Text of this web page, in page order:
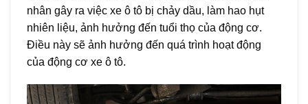
nhân gây ra việc xe ô tô bị chảy dầu, làm hao hụt
nhiên liệu, ảnh hưởng đến tuổi thọ của động cơ.
Điều này sẽ ảnh hưởng đến quá trình hoạt động
của động cơ xe ô tô.